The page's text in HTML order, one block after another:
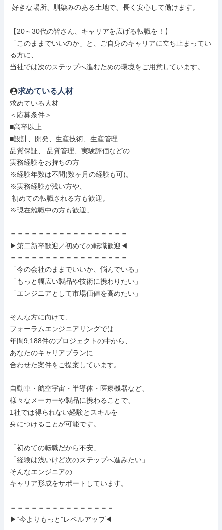
【20～30代の皆さん、キャリアを広げる転職を！】
「このままでいいのか」と、ご自身のキャリアに立ち止まってい
る方に、
当社では次のステップへ進むための環境をご用意しています。
求めている人材
求めている人材
＜応募条件＞
■高卒以上
■設計、開発、生産技術、生産管理
品質保証、 品質管理、実験評価などの
実務経験をお持ちの方
※経験年数は不問(数ヶ月の経験も可)。
※実務経験が浅い方や、
※現在離職中の方も歓迎。
＝＝＝＝＝＝＝＝＝＝＝＝＝＝＝＝＝
▶第二新卒歓迎／初めての転職歓迎◀
＝＝＝＝＝＝＝＝＝＝＝＝＝＝＝＝＝
「今の会社のままでいいか、悩んでいる」
「もっと幅広い製品や技術に携わりたい」
「エンジニアとして市場価値を高めたい」
そんな方に向けて、
フォーラムエンジニアリングでは
年間9,188件のプロジェクトの中から、
あなたのキャリアプランに
合わせた案件をご提案しています。
自動車・航空宇宙・半導体・医療機器など、
様々なメーカーや製品に携わることで、
1社では得られない経験とスキルを
身につけることが可能です。
「初めての転職だから不安」
「経験は浅いけど次のステップへ進みたい」
そんなエンジニアの
キャリア形成をサポートしています。
＝＝＝＝＝＝＝＝＝＝＝＝＝＝＝
▶“今よりもっと”レベルアップ◀